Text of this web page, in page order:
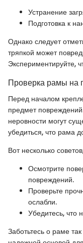
Устранение
Подготовка к
Однако следует
тряпкой может
Экспериментируйте,
Проверка рамы на
Перед началом
предмет
неровности могут
убедиться, что рама
Вот несколько
Осмотрите
повреждений.
Проверьте
ослабли.
Убедитесь, что
Заботьтесь о раме